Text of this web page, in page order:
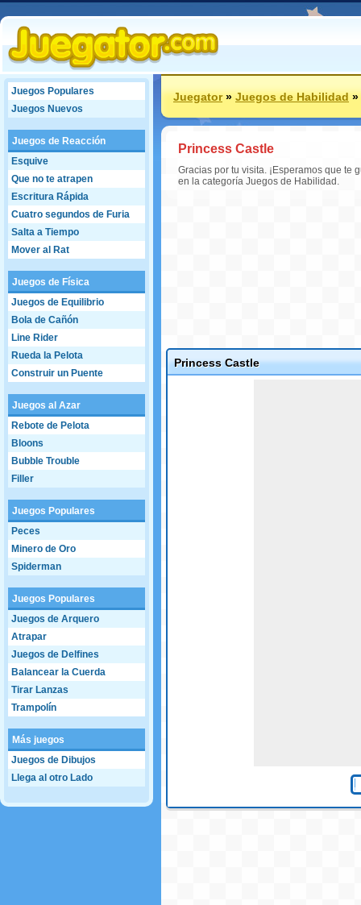
Juegos Populares
Juegos Nuevos
Juegos de Reacción
Esquive
Que no te atrapen
Escritura Rápida
Cuatro segundos de Furia
Salta a Tiempo
Mover al Rat
Juegos de Física
Juegos de Equilibrio
Bola de Cañón
Line Rider
Rueda la Pelota
Construir un Puente
Juegos al Azar
Rebote de Pelota
Bloons
Bubble Trouble
Filler
Juegos Populares
Peces
Minero de Oro
Spiderman
Juegos Populares
Juegos de Arquero
Atrapar
Juegos de Delfines
Balancear la Cuerda
Tirar Lanzas
Trampolín
Más juegos
Juegos de Dibujos
Llega al otro Lado
Juegator»Juegos de Habilidad»
Princess Castle
Gracias por tu visita. ¡Esperamos que te
en la categoría Juegos de Habilidad.
Princess Castle